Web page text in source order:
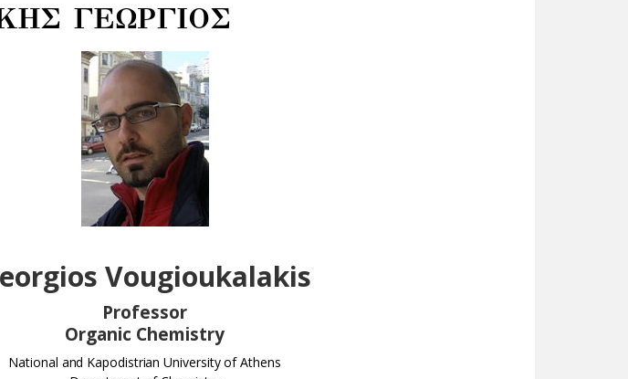
ΓΕΩΡΓΙΟΣ
Vougioukalakis
Professor
Organic Chemistry
National and Kapodistrian University of Athens